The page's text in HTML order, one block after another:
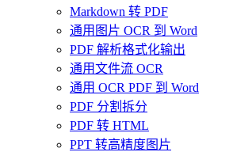
Markdown 转 PDF
通用图片 OCR 到 Word
PDF 解析格式化输出
通用文件流 OCR
通用 OCR PDF 到 Word
PDF 分割拆分
PDF 转 HTML
PPT 转高精度图片